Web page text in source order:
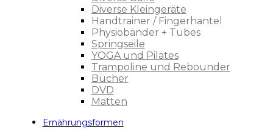
Diverse Kleingeräte
Handtrainer / Fingerhantel
Physiobänder + Tubes
Springseile
YOGA und Pilates
Trampoline und Rebounder
Bücher
DVD
Matten
Ernährungsformen